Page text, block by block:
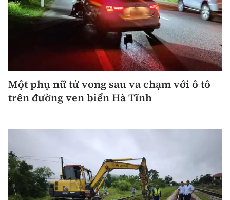
Một phụ nữ tử vong sau va chạm với ô tô
trên đường ven biển Hà Tĩnh